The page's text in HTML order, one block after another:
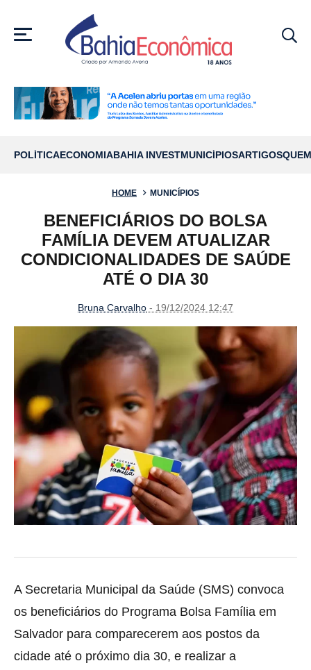
MENU
POLÍTICAECONOMIABAHIA INVESTMUNICÍPIOSARTIGOS
HOME MUNICÍPIOS
BENEFICIÁRIOS DO BOLSA
FAMÍLIA DEVEM ATUALIZAR
CONDICIONALIDADES DE SAÚDE
ATÉ O DIA 30
Bruna Carvalho - 19/12/2024 12:47
A Secretaria Municipal da Saúde (SMS) convoca
os beneficiários do Programa Bolsa Família em
Salvador para comparecerem aos postos da
cidade até o próximo dia 30, e realizar a